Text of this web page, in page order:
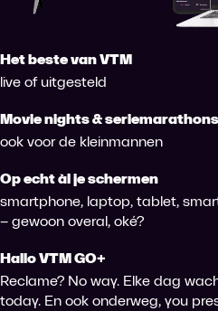
Het beste van VTM
live of uitgesteld
Movie nights & seriemarathons
ook voor de kleinmannen
Op echt àl je schermen
smartphone, laptop, tablet,
– gewoon overal, oké?
Hallo VTM GO+
Reclame? No way. Elke dag
today. En ook onderweg, you